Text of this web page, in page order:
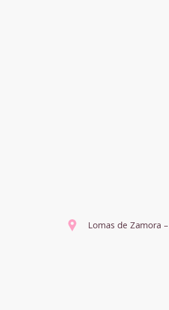
Lomas de Zamora